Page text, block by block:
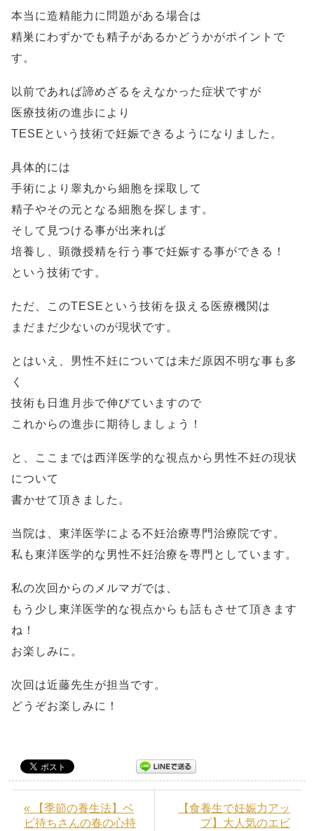
本当に造精能力に問題がある場合は
精巣にわずかでも精子があるかどうかがポイントで
す。
以前であれば諦めざるをえなかった症状ですが
医療技術の進歩により
TESEという技術で妊娠できるようになりました。
具体的には
手術により睾丸から細胞を採取して
精子やその元となる細胞を探します。
そして見つける事が出来れば
培養し、顕微授精を行う事で妊娠する事ができる！
という技術です。
ただ、このTESEという技術を扱える医療機関は
まだまだ少ないのが現状です。
とはいえ、男性不妊については未だ原因不明な事も多
く
技術も日進月歩で伸びていますので
これからの進歩に期待しましょう！
と、ここまでは西洋医学的な視点から男性不妊の現状
について
書かせて頂きました。
当院は、東洋医学による不妊治療専門治療院です。
私も東洋医学的な男性不妊治療を専門としています。
私の次回からのメルマガでは、
もう少し東洋医学的な視点からも話もさせて頂きます
ね！
お楽しみに。
次回は近藤先生が担当です。
どうぞお楽しみに！
« 【季節の養生法】ベ
ビ待ちさんの春の心持
【食養生で妊娠力アッ
プ】大人気のエビ